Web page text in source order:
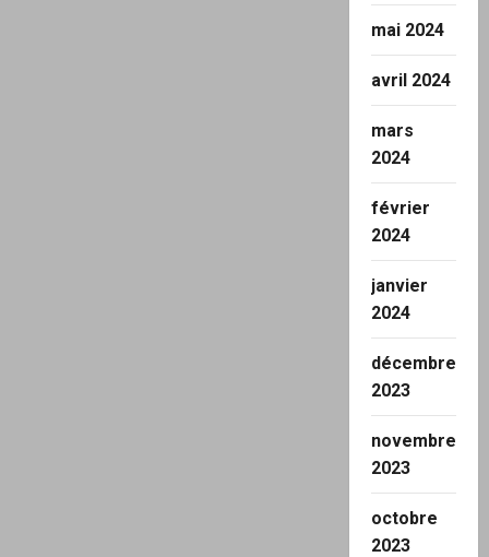
mai 2024
avril 2024
mars
2024
février
2024
janvier
2024
décembre
2023
novembre
2023
octobre
2023